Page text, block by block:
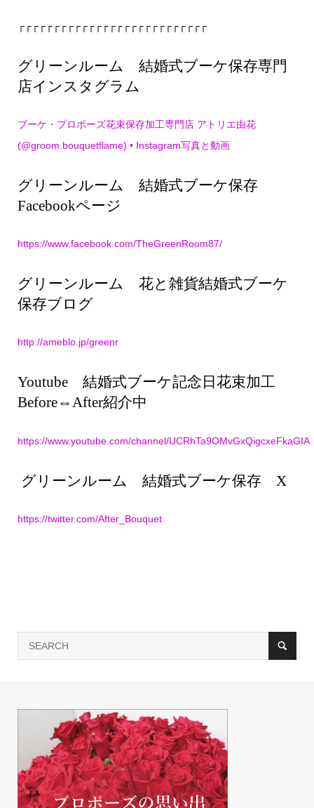
┌┌┌┌┌┌┌┌┌┌┌┌┌┌┌┌┌┌┌┌┌┌┌┌┌┌┌
グリーンルーム 結婚式ブーケ保存専門
店インスタグラム
ブーケ・プロポーズ花束保存加工専門店 アトリエ由花
(@groom.bouquetflame) • Instagram写真と動画
グリーンルーム 結婚式ブーケ保存
Facebookページ
https://www.facebook.com/TheGreenRoom87/
グリーンルーム 花と雑貨結婚式ブーケ
保存ブログ
http://ameblo.jp/greenr
Youtube 結婚式ブーケ記念日花束加工
Before⇔After紹介中
https://www.youtube.com/channel/UCRhTa9OMvGxQigcxeFkaGIA
グリーンルーム 結婚式ブーケ保存 X
https://twitter.com/After_Bouquet